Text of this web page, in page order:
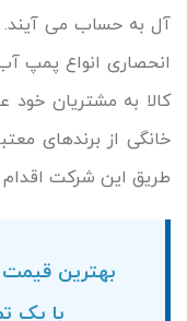
آل به حساب می آیند.
انحصاری انواع پمپ
کالا به مشتریان
خانگی از برندهای
طریق این شرکت اقدام
بهترین
با یک